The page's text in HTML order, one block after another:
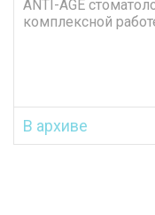
ANTI-AGE
комплексной
В архиве